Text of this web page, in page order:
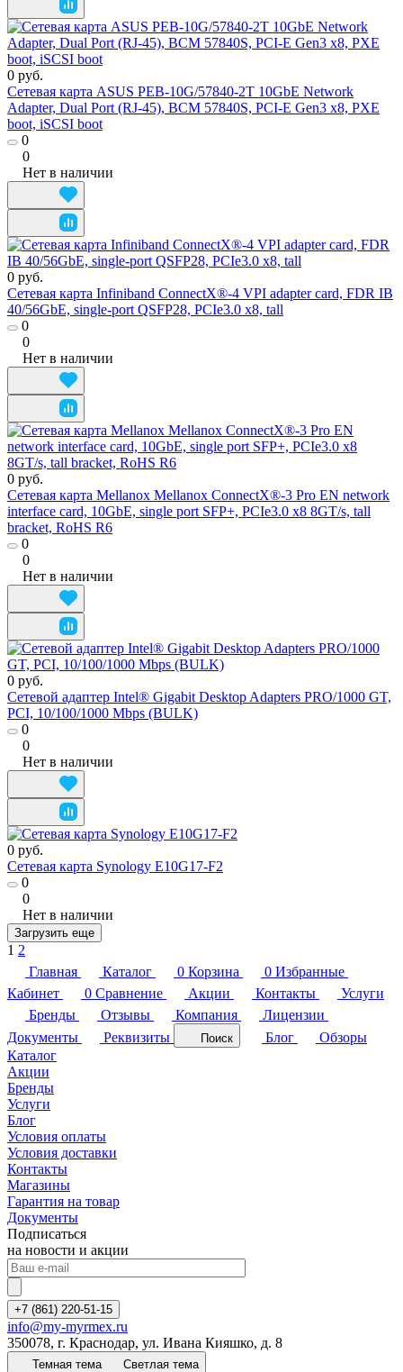
0 руб.
Сетевая карта ASUS PEB-10G/57840-2T 10GbE Network
Adapter, Dual Port (RJ-45), BCM 57840S, PCI-E Gen3 x8, PXE
boot, iSCSI boot
0
0
Нет в наличии
0 руб.
Сетевая карта Infiniband ConnectX®-4 VPI adapter card, FDR IB
40/56GbE, single-port QSFP28, PCIe3.0 x8, tall
0
0
Нет в наличии
0 руб.
Сетевая карта Mellanox Mellanox ConnectX®-3 Pro EN network
interface card, 10GbE, single port SFP+, PCIe3.0 x8 8GT/s, tall
bracket, RoHS R6
0
0
Нет в наличии
0 руб.
Сетевой адаптер Intel® Gigabit Desktop Adapters PRO/1000 GT,
PCI, 10/100/1000 Mbps (BULK)
0
0
Нет в наличии
0 руб.
Сетевая карта Synology E10G17-F2
0
0
Нет в наличии
Загрузить еще
1 2
Главная
Каталог 0 Корзина 0 Избранные
Кабинет
0 Сравнение Акции Контакты
Услуги
Бренды
Отзывы Компания
Лицензии
Документы
Реквизиты Поиск Блог
Обзоры
Каталог
Акции
Бренды
Услуги
Блог
Условия оплаты
Условия доставки
Контакты
Магазины
Гарантия на товар
Документы
Подписаться
на новости и акции
+7 (861) 220-51-15
info@my-myrmex.ru
350078, г. Краснодар, ул. Ивана Кияшко, д. 8
Темная тема Светлая тема